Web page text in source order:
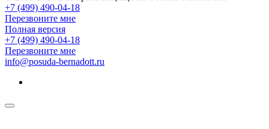
+7 (499) 490-04-18
Перезвоните мне
Полная версия
+7 (499) 490-04-18
Перезвоните мне
info@posuda-bernadott.ru